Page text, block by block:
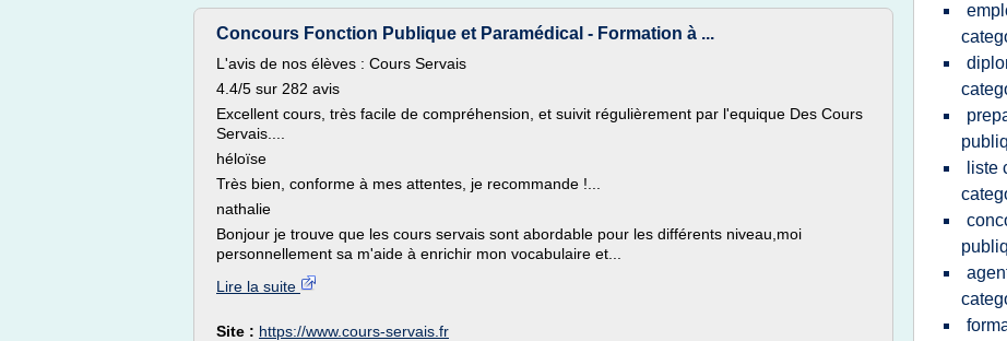
Concours Fonction Publique et Paramédical - Formation à ...
L'avis de nos élèves : Cours Servais
4.4/5 sur 282 avis
Excellent cours, très facile de compréhension, et suivit régulièrement par l'equique Des Cours
Servais....
héloïse
Très bien, conforme à mes attentes, je recommande !...
nathalie
Bonjour je trouve que les cours servais sont abordable pour les différents niveau,moi
personnellement sa m'aide à enrichir mon vocabulaire et...
Lire la suite
Site : https://www.cours-servais.fr
liste